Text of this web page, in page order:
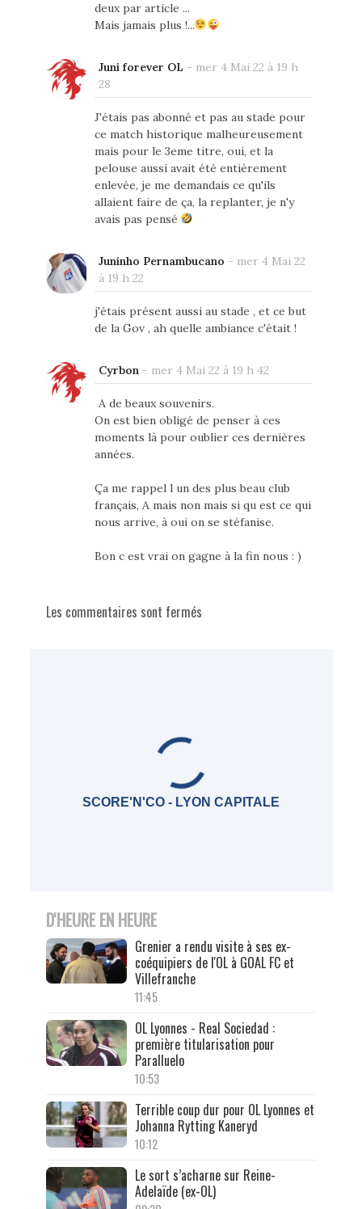
deux par article ...
Mais jamais plus !...
Juni forever OL - mer 4 Mai 22 à 19 h
28
J'étais pas abonné et pas au stade pour
ce match historique malheureusement
mais pour le 3eme titre, oui, et la
pelouse aussi avait été entièrement
enlevée, je me demandais ce qu'ils
allaient faire de ça, la replanter, je n'y
avais pas pensé
Juninho Pernambucano - mer 4 Mai 22
à 19 h 22
j'étais présent aussi au stade , et ce but
de la Gov , ah quelle ambiance c'était !
Cyrbon- mer 4 Mai 22 à 19 h 42
A de beaux souvenirs.
On est bien obligé de penser à ces
moments là pour oublier ces dernières
années.
Ça me rappel l un des plus beau club
français, A mais non mais si qu est ce qui
nous arrive, à oui on se stéfanise.
Bon c est vrai on gagne à la fin nous : )
Les commentaires sont fermés
SCORE'N'CO - LYON CAPITALE
D'HEURE EN HEURE
Grenier a rendu visite à ses ex-
coéquipiers de l'OL à GOAL FC et
Villefranche
11:45
OL Lyonnes - Real Sociedad :
première titularisation pour
Paralluelo
10:53
Terrible coup dur pour OL Lyonnes et
Johanna Rytting Kaneryd
10:12
Le sort s’acharne sur Reine-
Adelaïde (ex-OL)